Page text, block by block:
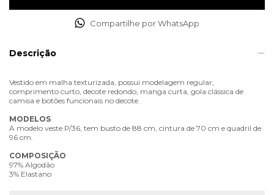
Compartilhe por WhatsApp
Descrição
Vestido em malha texturizada, possui modelagem regular,
comprimento curto, decote redondo, manga curta, gola clássica de
camisa e botões funcionais no decote.
MODELOS
A modelo veste P/36, tem busto de 88 cm, cintura de 70 cm e quadril de
96 cm.
COMPOSIÇÃO
97% Algodão
3% Elastano